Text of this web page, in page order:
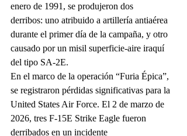
enero de 1991, se produjeron dos
derribos: uno atribuido a artillería antiaérea
durante el primer día de la campaña, y otro
causado por un misil superficie-aire iraquí
del tipo SA-2E.
En el marco de la operación “Furia Épica”,
se registraron pérdidas significativas para la
United States Air Force. El 2 de marzo de
2026, tres F-15E Strike Eagle fueron
derribados en un incidente